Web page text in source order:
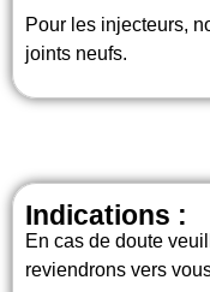
Pour les injecteurs,
joints neufs.
Indications :
En cas de doute
reviendrons vers